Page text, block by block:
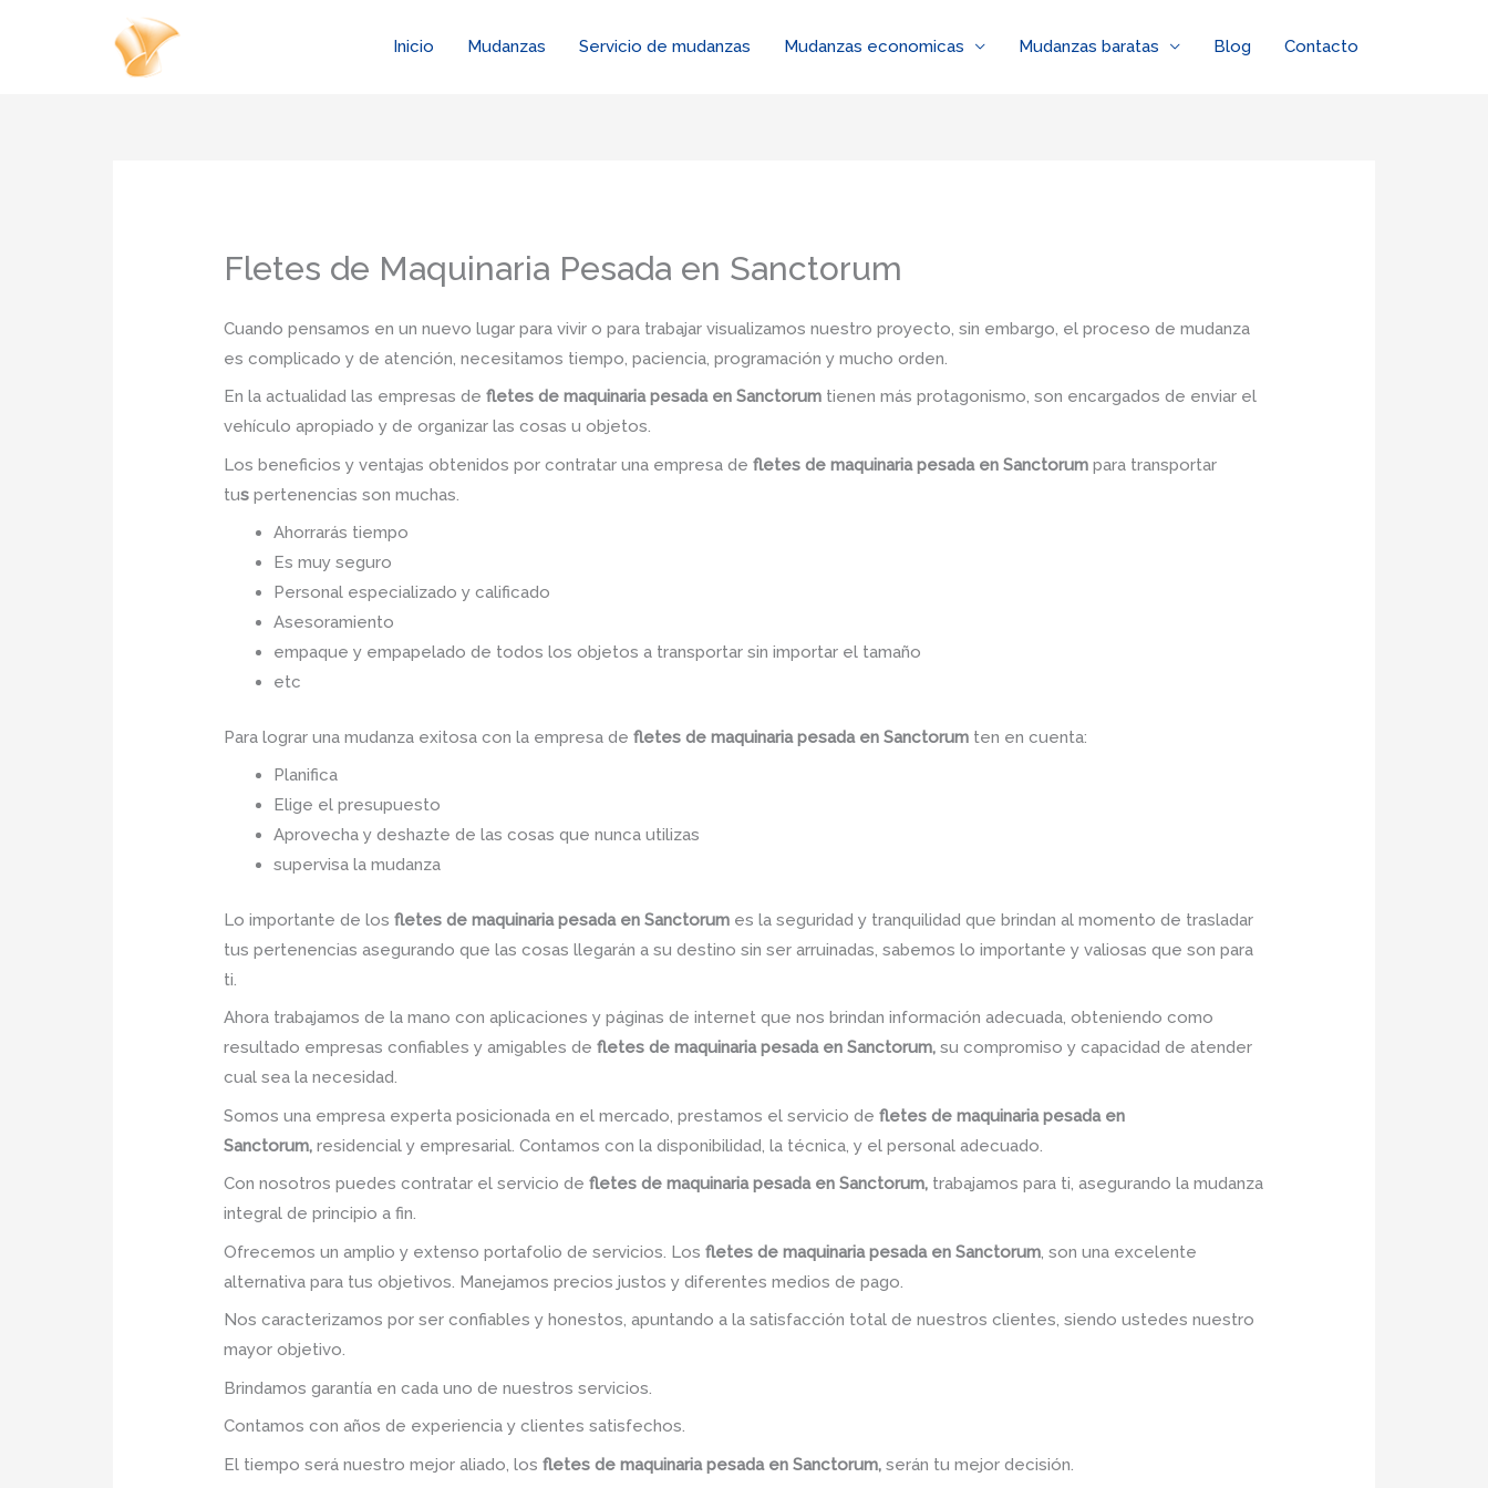
Inicio Mudanzas Servicio de mudanzas Mudanzas economicas Mudanzas baratas Blog Contacto
Fletes de Maquinaria Pesada en Sanctorum
Cuando pensamos en un nuevo lugar para vivir o para trabajar visualizamos nuestro proyecto, sin embargo, el proceso de mudanza
es complicado y de atención, necesitamos tiempo, paciencia, programación y mucho orden.
En la actualidad las empresas defletes de maquinaria pesada en Sanctorum tienen más protagonismo, son encargados de enviar el
vehículo apropiado y de organizar las cosas u objetos.
Los beneficios y ventajas obtenidos por contratar una empresa defletes de maquinaria pesada en Sanctorumpara transportar
tuspertenencias son muchas.
Ahorrarás tiempo
Es muy seguro
Personal especializado y calificado
Asesoramiento
empaque y empapelado de todos los objetos a transportar sin importar el tamaño
etc
Para lograr una mudanza exitosa con la empresa defletes de maquinaria pesada en Sanctorum ten en cuenta:
Planifica
Elige el presupuesto
Aprovecha y deshazte de las cosas que nunca utilizas
supervisa la mudanza
Lo importante de losfletes de maquinaria pesada en Sanctorum es la seguridad y tranquilidad que brindan al momento de trasladar
tus pertenencias asegurando que las cosas llegarán a su destino sin ser arruinadas, sabemos lo importante y valiosas que son para
ti.
Ahora trabajamos de la mano con aplicaciones y páginas de internet que nos brindan información adecuada, obteniendo como
resultado empresas confiables y amigables defletes de maquinaria pesada en Sanctorum,su compromiso y capacidad de atender
cual sea la necesidad.
Somos una empresa experta posicionada en el mercado, prestamos el servicio defletes de maquinaria pesada en
Sanctorum, residencial y empresarial. Contamos con la disponibilidad, la técnica, y el personal adecuado.
Con nosotros puedes contratar el servicio defletes de maquinaria pesada en Sanctorum, trabajamos para ti, asegurando la mudanza
integral de principio a fin.
Ofrecemos un amplio y extenso portafolio de servicios. Losfletes de maquinaria pesada en Sanctorum , son una excelente
alternativa para tus objetivos. Manejamos precios justos y diferentes medios de pago.
Nos caracterizamos por ser confiables y honestos, apuntando a la satisfacción total de nuestros clientes, siendo ustedes nuestro
mayor objetivo.
Brindamos garantía en cada uno de nuestros servicios.
Contamos con años de experiencia y clientes satisfechos.
El tiempo será nuestro mejor aliado, losfletes de maquinaria pesada en Sanctorum,serán tu mejor decisión.